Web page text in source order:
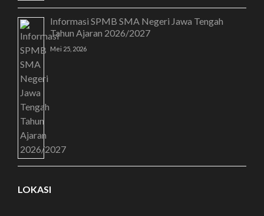
Informasi SPMB SMA Negeri Jawa Tengah
Tahun Ajaran 2026/2027
Mei 25, 2026
LOKASI